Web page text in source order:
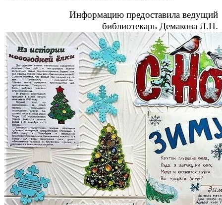
Информацию предоставила ведущий
библиотекарь Демакова Л.Н.